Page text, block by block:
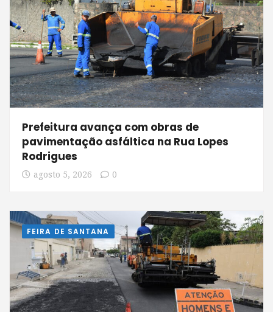
Prefeitura avança com obras de
pavimentação asfáltica na Rua Lopes
Rodrigues
agosto 5, 2026 0
FEIRA DE SANTANA